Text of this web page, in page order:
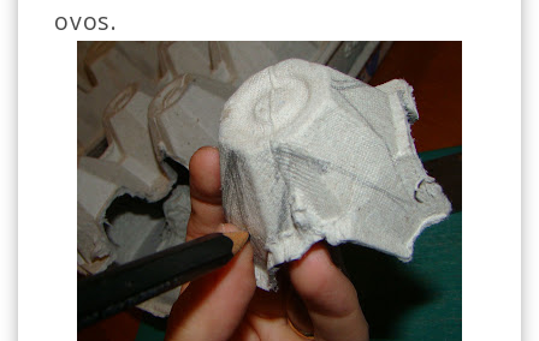
ovos.